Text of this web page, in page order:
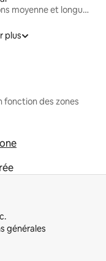
Locations moyenne et longue durée
plus
fonction des zones
générales